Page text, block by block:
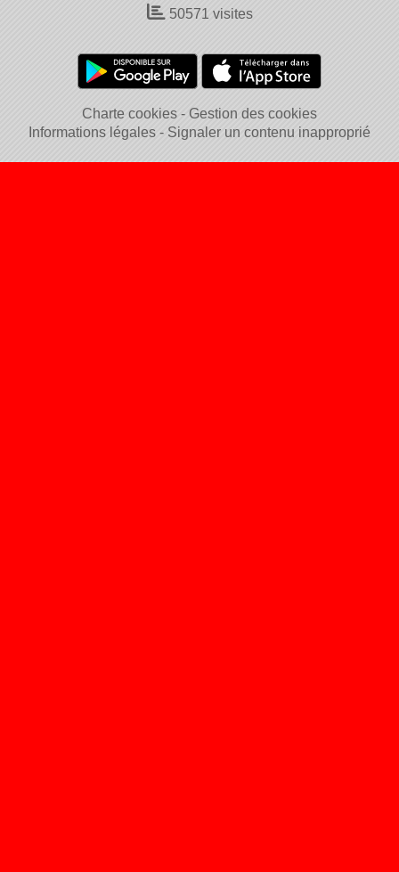
50571 visites
Charte cookies
Gestion des cookies
Informations légales
Signaler un contenu inapproprié